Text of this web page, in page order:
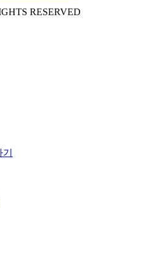
RESERVED